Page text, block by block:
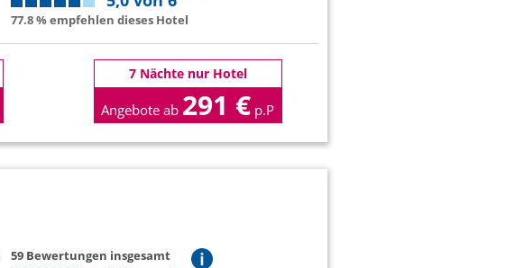
77.8 % empfehlen dieses Hotel
7 Nächte nur Hotel
Angebote ab 291 € p.P
59 Bewertungen insgesamt